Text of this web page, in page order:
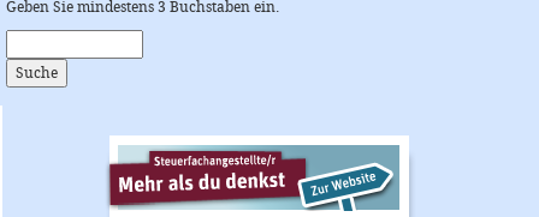
Geben Sie mindestens 3 Buchstaben ein.